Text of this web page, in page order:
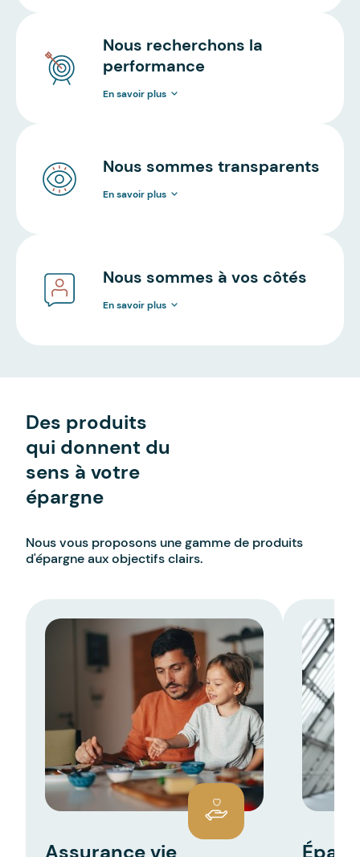
Nous recherchons la
performance
En savoir plus
Nous sommes transparents
En savoir plus
Nous sommes à vos côtés
En savoir plus
Des produits
qui donnent du
sens à votre
épargne
Nous vous proposons une gamme de produits
d'épargne aux objectifs clairs.
Assurance vie